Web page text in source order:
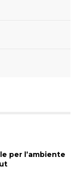
per l’ambiente